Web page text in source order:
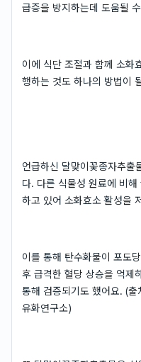
급증을 방지하는데 도움될
이에 식단 조절과 함께 소화
행하는 것도 하나의 방법이
언급하신 달맞이꽃종자추출
다. 다른 식물성 원료에 비
하고 있어 소화효소 활성을
이를 통해 탄수화물이 포도
후 급격한 혈당 상승을 억제
통해 검증되기도 했어요. (
유화연구소)